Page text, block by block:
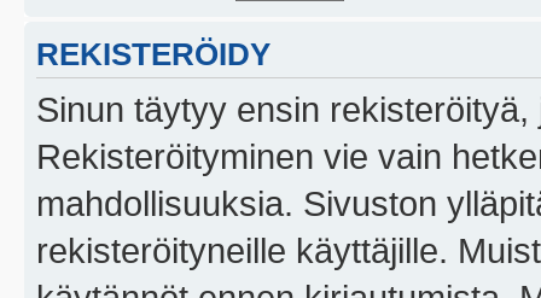
REKISTERÖIDY
Sinun täytyy ensin
Rekisteröityminen vie vain
mahdollisuuksia. Sivuston
rekisteröityneille käyttäjille.